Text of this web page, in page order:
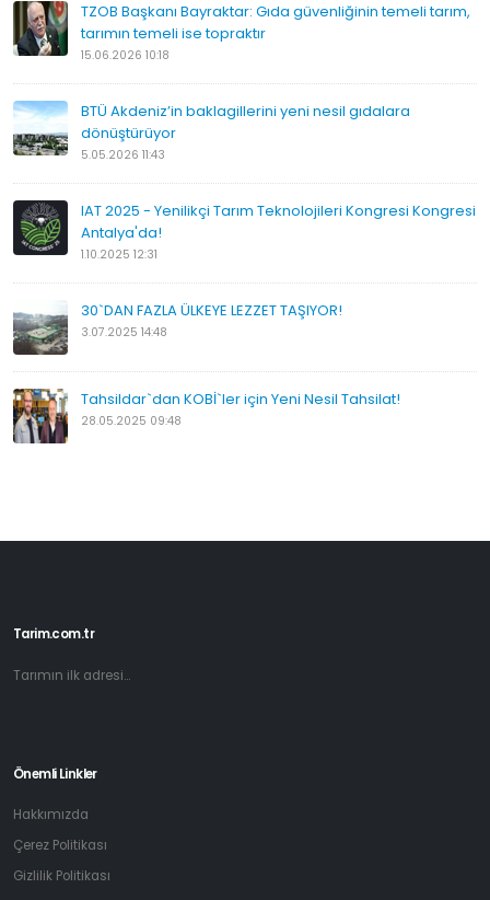
TZOB Başkanı Bayraktar: Gıda güvenliğinin temeli tarım,
tarımın temeli ise topraktır
15.06.2026 10:18
BTÜ Akdeniz’in baklagillerini yeni nesil gıdalara
dönüştürüyor
5.05.2026 11:43
IAT 2025 - Yenilikçi Tarım Teknolojileri Kongresi Kongresi
Antalya'da!
1.10.2025 12:31
30`DAN FAZLA ÜLKEYE LEZZET TAŞIYOR!
3.07.2025 14:48
Tahsildar`dan KOBİ`ler için Yeni Nesil Tahsilat!
28.05.2025 09:48
Tarim.com.tr
Tarımın ilk adresi...
Önemli Linkler
Hakkımızda
Çerez Politikası
Gizlilik Politikası